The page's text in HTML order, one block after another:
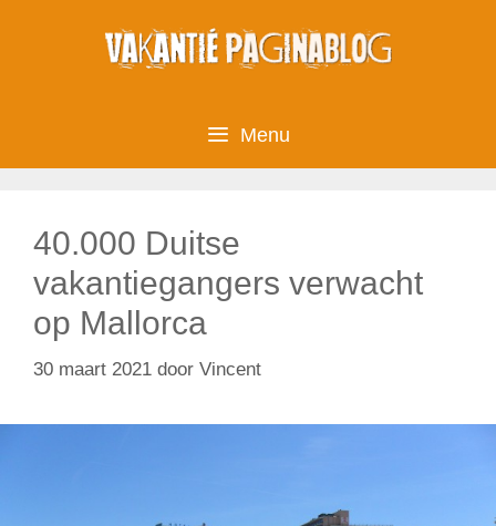
Menu
40.000 Duitse
vakantiegangers verwacht
op Mallorca
30 maart 2021 door Vincent